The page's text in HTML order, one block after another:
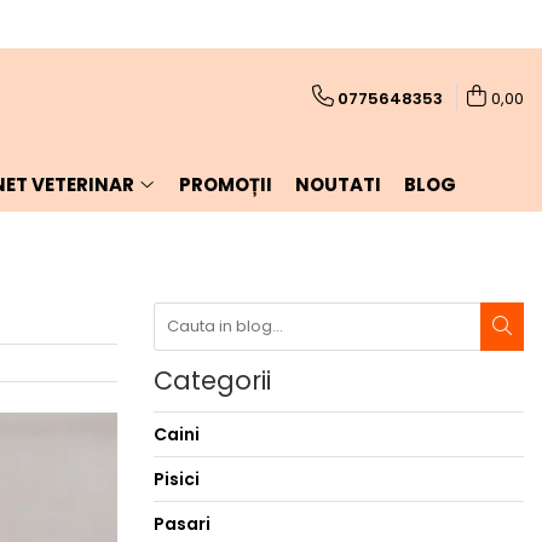
0775648353 0,00
VETERINAR PROMOȚII NOUTATI BLOG
Categorii
Caini
Pisici
Pasari